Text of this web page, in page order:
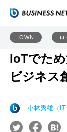
IOWN ロ
IoTでた
ビジネス
小林秀雄（IT